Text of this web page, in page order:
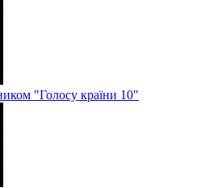
"Голосу країни 10"